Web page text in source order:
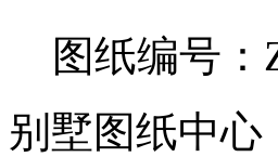
图纸编号：
别墅图纸中心